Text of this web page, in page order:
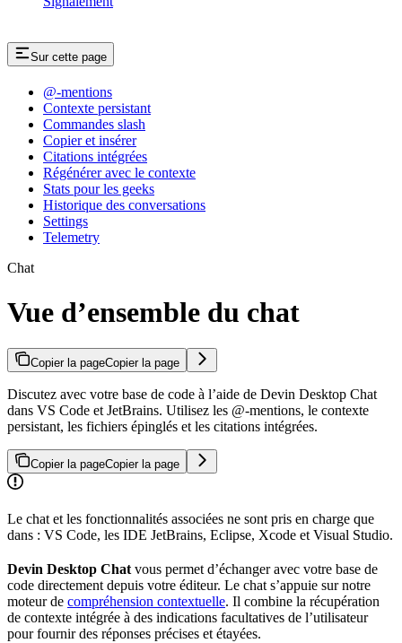
Sur cette page
@-mentions
Contexte persistant
Commandes slash
Copier et insérer
Citations intégrées
Régénérer avec le contexte
Stats pour les geeks
Historique des conversations
Settings
Telemetry
Chat
Vue d’ensemble du chat
Copier la pageCopier la page
Discutez avec votre base de code à l’aide de Devin Desktop Chat
dans VS Code et JetBrains. Utilisez les @-mentions, le contexte
persistant, les fichiers épinglés et les citations intégrées.
Copier la pageCopier la page
Le chat et les fonctionnalités associées ne sont pris en charge que
dans : VS Code, les IDE JetBrains, Eclipse, Xcode et Visual Studio.
Devin Desktop Chat vous permet d’échanger avec votre base de
code directement depuis votre éditeur. Le chat s’appuie sur notre
moteur de compréhension contextuelle. Il combine la récupération
de contexte intégrée à des indications facultatives de l’utilisateur
pour fournir des réponses précises et étayées.